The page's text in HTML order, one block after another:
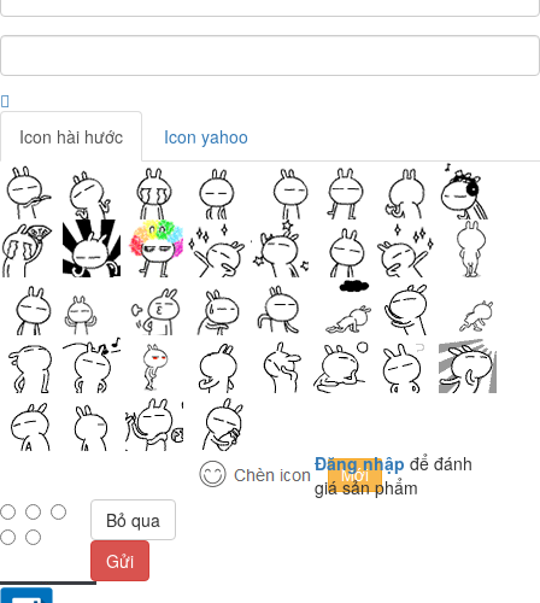
Icon hài hước Icon yahoo
Đăng nhập để đánh
giá sản phẩm
Bỏ qua
Gửi